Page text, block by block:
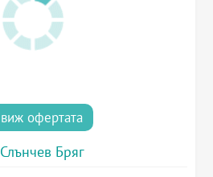
виж офертата
Слънчев Бряг